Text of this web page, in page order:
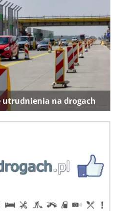
na drogach